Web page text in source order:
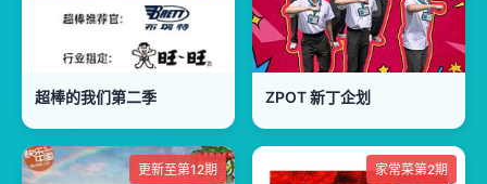
超棒的我们第二季​ ZPOT 新丁企划
更新至第12期 家常菜第2期